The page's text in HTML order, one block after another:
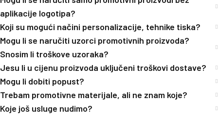
aplikacije logotipa?
Koji su mogući načini personalizacije, tehnike tiska?
Mogu li se naručiti uzorci promotivnih proizvoda?
Snosim li troškove uzoraka?
Jesu li u cijenu proizvoda uključeni troškovi dostave?
Mogu li dobiti popust?
Trebam promotivne materijale, ali ne znam koje?
Koje još usluge nudimo?